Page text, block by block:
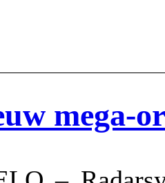
mega-